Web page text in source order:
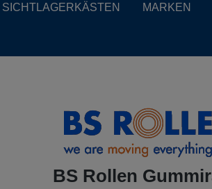
MARKEN
BS Rollen